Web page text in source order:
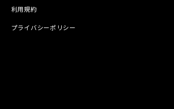
利用規約
プライバシーポリシー